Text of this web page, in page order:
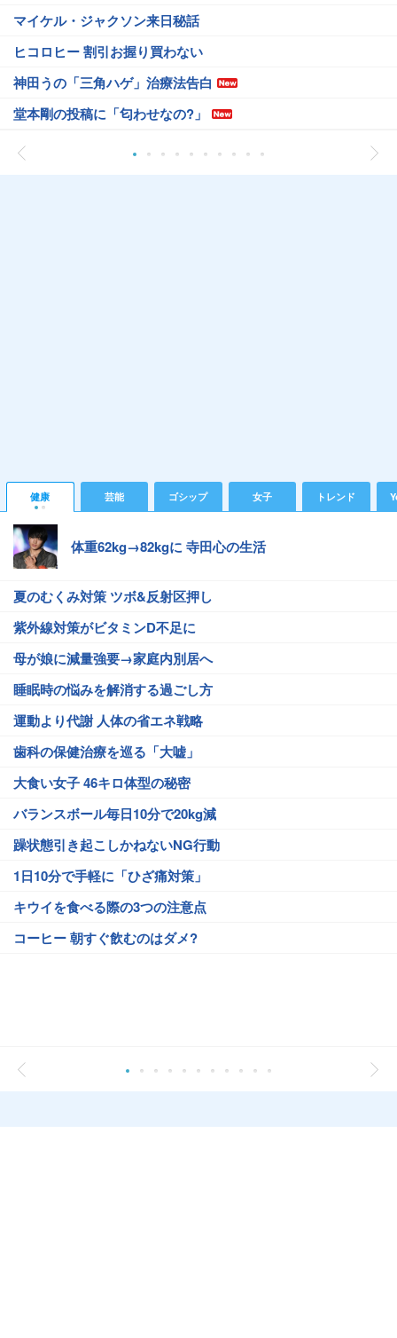
マイケル・ジャクソン来日秘話
ヒコロヒー 割引お握り買わない
神田うの「三角ハゲ」治療法告白
堂本剛の投稿に「匂わせなの?」
健康 芸能 ゴシップ 女子 トレンド
体重62kg→82kgに 寺田心の生活
夏のむくみ対策 ツボ&反射区押し
紫外線対策がビタミンD不足に
母が娘に減量強要→家庭内別居へ
睡眠時の悩みを解消する過ごし方
運動より代謝 人体の省エネ戦略
歯科の保健治療を巡る「大嘘」
大食い女子 46キロ体型の秘密
バランスボール毎日10分で20kg減
躁状態引き起こしかねないNG行動
1日10分で手軽に「ひざ痛対策」
キウイを食べる際の3つの注意点
コーヒー 朝すぐ飲むのはダメ?